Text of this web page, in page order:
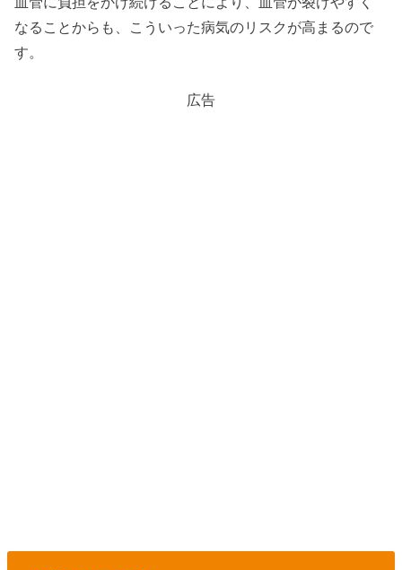
なることからも、こういった病気のリスクが高まるので
す。
広告